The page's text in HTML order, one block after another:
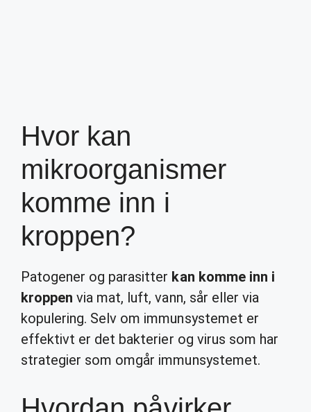
Hvor kan
mikroorganismer
komme inn i
kroppen?
Patogener og parasitter kan komme inn i
kroppen via mat, luft, vann, sår eller via
kopulering. Selv om immunsystemet er
effektivt er det bakterier og virus som har
strategier som omgår immunsystemet.